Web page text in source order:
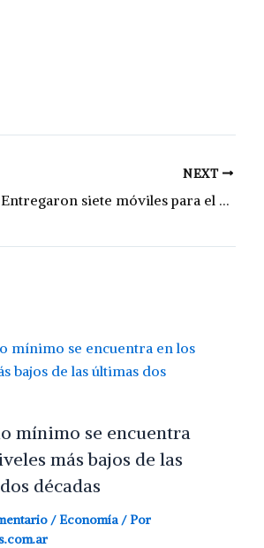
NEXT
Entregaron siete móviles para el departamento
mínimo se encuentra
más bajos de las
décadas
/ Economía/ Por